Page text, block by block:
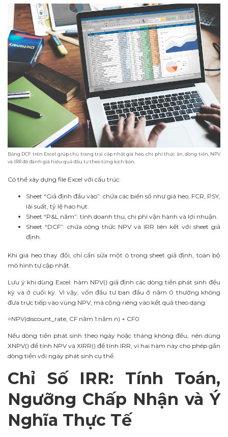
Bảng DCF trên Excel giúp chủ trang trại cập nhật giá heo, chi phí thức ăn, dòng tiền, NPV
và IRR để đánh giá hiệu quả đầu tư theo từng kịch bản.
Có thể xây dựng file Excel với cấu trúc:
Sheet “Giả định đầu vào”: chứa các biến số như giá heo, FCR, PSY,
lãi suất, tỷ lệ hao hụt.
Sheet “P&L năm”: tính doanh thu, chi phí vận hành và lợi nhuận.
Sheet “DCF”: chứa công thức NPV và IRR liên kết với sheet giả
định.
Khi giá heo thay đổi, chỉ cần sửa một ô trong sheet giả định, toàn bộ
mô hình tự cập nhật.
Lưu ý khi dùng Excel: hàm NPV() giả định các dòng tiền phát sinh đều
kỳ và ở cuối kỳ. Vì vậy, vốn đầu tư ban đầu ở năm 0 thường không
đưa trực tiếp vào vùng NPV, mà cộng riêng vào kết quả theo dạng:
=NPV(discount_rate, CF năm 1:năm n) + CF0
Nếu dòng tiền phát sinh theo ngày hoặc tháng không đều, nên dùng
XNPV() để tính NPV và XIRR() để tính IRR, vì hai hàm này cho phép gắn
dòng tiền với ngày phát sinh cụ thể.
Chỉ Số IRR: Tính Toán,
Ngưỡng Chấp Nhận và Ý
Nghĩa Thực Tế